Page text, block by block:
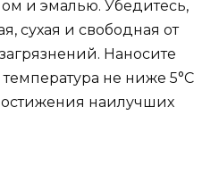
и эмалью. Убедитесь,
сухая и свободная от
Наносите
не ниже 5°C
наилучших